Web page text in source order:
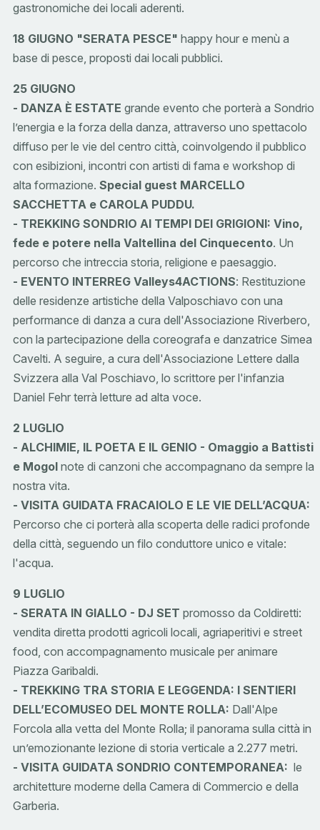
gastronomiche dei locali aderenti.
18 GIUGNO "SERATA PESCE" happy hour e menù a
base di pesce, proposti dai locali pubblici.
25 GIUGNO
- DANZA È ESTATE grande evento che porterà a Sondrio
l’energia e la forza della danza, attraverso uno spettacolo
diffuso per le vie del centro città, coinvolgendo il pubblico
con esibizioni, incontri con artisti di fama e workshop di
alta formazione. Special guest MARCELLO
SACCHETTA e CAROLA PUDDU.
- TREKKING SONDRIO AI TEMPI DEI GRIGIONI: Vino,
fede e potere nella Valtellina del Cinquecento. Un
percorso che intreccia storia, religione e paesaggio.
- EVENTO INTERREG Valleys4ACTIONS: Restituzione
delle residenze artistiche della Valposchiavo con una
performance di danza a cura dell'Associazione Riverbero,
con la partecipazione della coreografa e danzatrice Simea
Cavelti. A seguire, a cura dell'Associazione Lettere dalla
Svizzera alla Val Poschiavo, lo scrittore per l'infanzia
Daniel Fehr terrà letture ad alta voce.
2 LUGLIO
- ALCHIMIE, IL POETA E IL GENIO - Omaggio a Battisti
e Mogol note di canzoni che accompagnano da sempre la
nostra vita.
- VISITA GUIDATA FRACAIOLO E LE VIE DELL’ACQUA:
Percorso che ci porterà alla scoperta delle radici profonde
della città, seguendo un filo conduttore unico e vitale:
l'acqua.
9 LUGLIO
- SERATA IN GIALLO - DJ SET promosso da Coldiretti:
vendita diretta prodotti agricoli locali, agriaperitivi e street
food, con accompagnamento musicale per animare
Piazza Garibaldi.
- TREKKING TRA STORIA E LEGGENDA: I SENTIERI
DELL’ECOMUSEO DEL MONTE ROLLA: Dall'Alpe
Forcola alla vetta del Monte Rolla; il panorama sulla città in
un’emozionante lezione di storia verticale a 2.277 metri.
- VISITA GUIDATA SONDRIO CONTEMPORANEA: le
architetture moderne della Camera di Commercio e della
Garberia.